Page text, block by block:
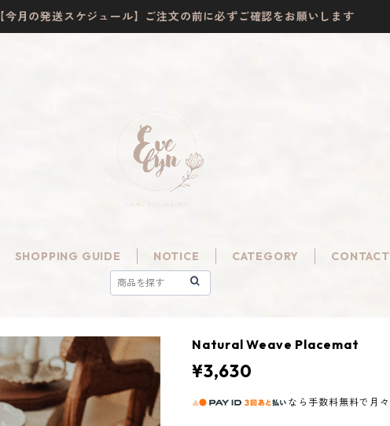
【今月の発送スケジュール】ご注文の前に必ずご確認をお願いします
SHOPPING GUIDE NOTICE CATEGORY CONTACT
Natural Weave Placemat
¥3,630
なら 手数料無料で 月々